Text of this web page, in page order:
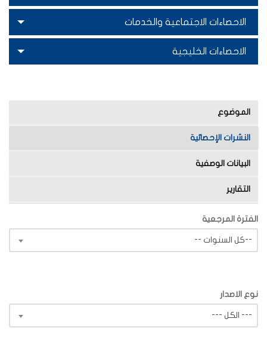
الاحصاءات الاجتماعية والخدمات
الاحصاءات الخليجية
الموضوع
النشرات الإحصائية
البيانات الوصفية
التقارير
الفترة المرجعية
-- كل السنوات--
نوع الاصدار
--- الكل ---